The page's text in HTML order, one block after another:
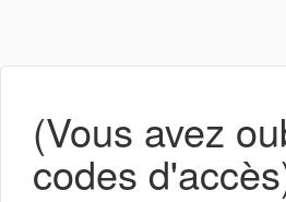
(Vous avez
codes